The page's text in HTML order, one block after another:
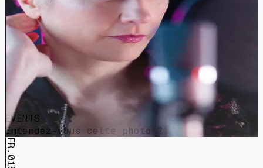
EVENTS
Entendez-vous cette photo ?
FR.015